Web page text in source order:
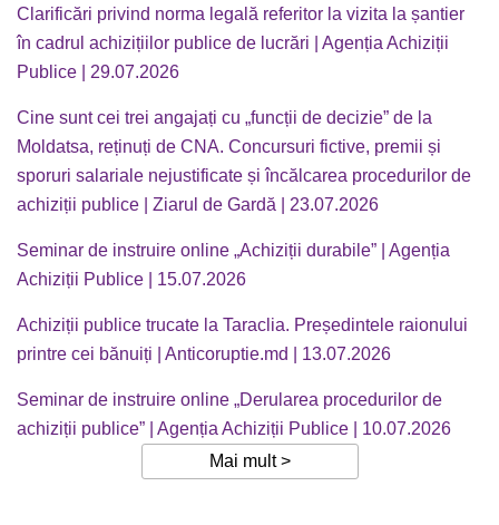
Clarificări privind norma legală referitor la vizita la șantier
în cadrul achizițiilor publice de lucrări | Agenția Achiziții
Publice
29.07.2026
Cine sunt cei trei angajați cu „funcții de decizie” de la
Moldatsa, reținuți de CNA. Concursuri fictive, premii și
sporuri salariale nejustificate și încălcarea procedurilor de
achiziții publice | Ziarul de Gardă
23.07.2026
Seminar de instruire online „Achiziții durabile” | Agenția
Achiziții Publice
15.07.2026
Achiziții publice trucate la Taraclia. Președintele raionului
printre cei bănuiți | Anticoruptie.md
13.07.2026
Seminar de instruire online „Derularea procedurilor de
achiziții publice” | Agenția Achiziții Publice
10.07.2026
Mai mult >